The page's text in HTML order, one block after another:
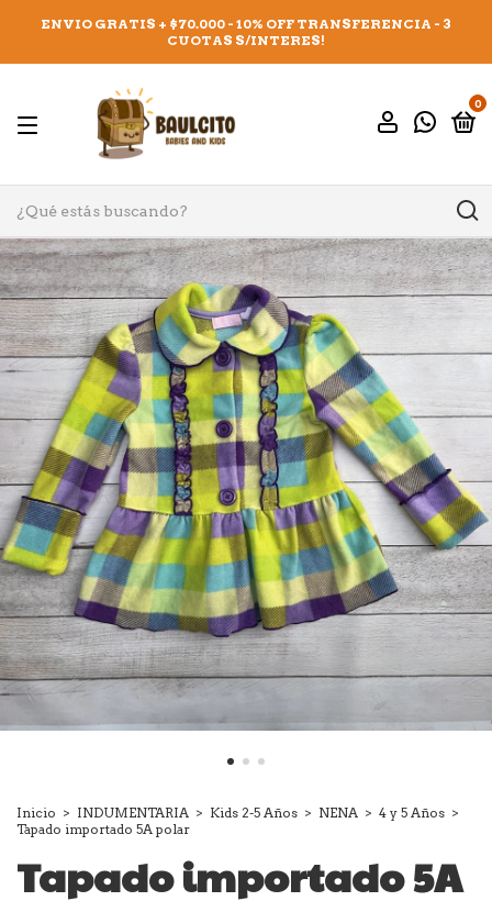
ENVIO GRATIS + $70.000 - 10% OFF TRANSFERENCIA - 3
CUOTAS S/INTERES!
0
Inicio > INDUMENTARIA > Kids 2-5 Años > NENA > 4 y 5 Años >
Tapado importado 5A polar
Tapado importado 5A